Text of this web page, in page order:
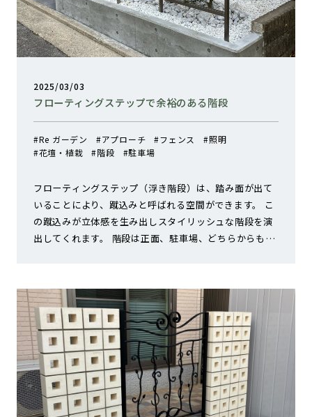
2025/03/03
フローティングステップで余裕のある階段
Re ガーデン アプローチ フェンス
照明
花壇・植栽
階段 駐車場
フローティングステップ（浮き階段）は、踏み面が出て
いることにより、蹴込みと呼ばれる空間ができます。 こ
の蹴込みが立体感を生み出しスタイリッシュな階段を演
出してくれます。 階段は正面、駐車場、どちらからも上
り無機質な外構に仕上げました。 常緑樹のオリーブは冬
でも葉を茂らせ彩りを添えてくれています。